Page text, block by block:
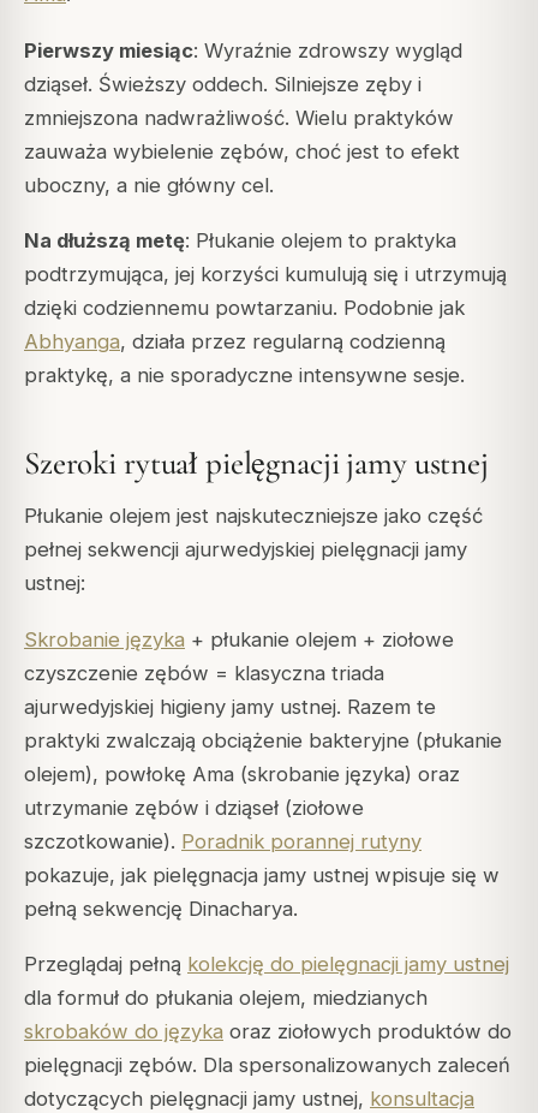
Pierwszy miesiąc: Wyraźnie zdrowszy wygląd
dziąseł. Świeższy oddech. Silniejsze zęby i
zmniejszona nadwrażliwość. Wielu praktyków
zauważa wybielenie zębów, choć jest to efekt
uboczny, a nie główny cel.
Na dłuższą metę: Płukanie olejem to praktyka
podtrzymująca, jej korzyści kumulują się i utrzymują
dzięki codziennemu powtarzaniu. Podobnie jak
Abhyanga, działa przez regularną codzienną
praktykę, a nie sporadyczne intensywne sesje.
Szeroki rytuał pielęgnacji jamy ustnej
Płukanie olejem jest najskuteczniejsze jako część
pełnej sekwencji ajurwedyjskiej pielęgnacji jamy
ustnej:
Skrobanie języka + płukanie olejem + ziołowe
czyszczenie zębów = klasyczna triada
ajurwedyjskiej higieny jamy ustnej. Razem te
praktyki zwalczają obciążenie bakteryjne (płukanie
olejem), powłokę Ama (skrobanie języka) oraz
utrzymanie zębów i dziąseł (ziołowe
szczotkowanie). Poradnik porannej rutyny
pokazuje, jak pielęgnacja jamy ustnej wpisuje się w
pełną sekwencję Dinacharya.
Przeglądaj pełną kolekcję do pielęgnacji jamy ustnej
dla formuł do płukania olejem, miedzianych
skrobaków do języka oraz ziołowych produktów do
pielęgnacji zębów. Dla spersonalizowanych zaleceń
dotyczących pielęgnacji jamy ustnej, konsultacja